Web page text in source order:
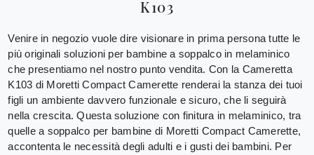
K103
Venire in negozio vuole dire visionare in prima persona tutte le
più originali soluzioni per bambine a soppalco in melaminico
che presentiamo nel nostro punto vendita. Con la Cameretta
K103 di Moretti Compact Camerette renderai la stanza dei tuoi
figli un ambiente davvero funzionale e sicuro, che li seguirà
nella crescita. Questa soluzione con finitura in melaminico, tra
quelle a soppalco per bambine di Moretti Compact Camerette,
accontenta le necessità degli adulti e i gusti dei bambini. Per